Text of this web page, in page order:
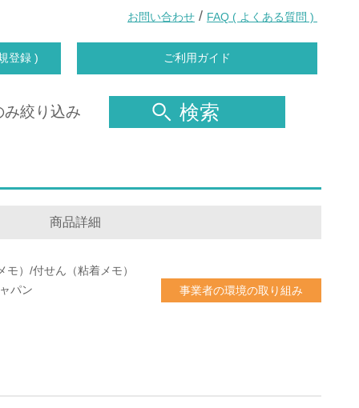
お問い合わせ / FAQ ( よくある質問 )
登録 ) ご利用ガイド
み絞り込み 検索
商品詳細
モ）/付せん（粘着メモ）
パン
事業者の環境の取り組み